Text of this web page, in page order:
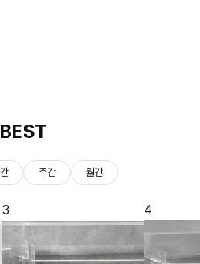
BEST
주간 월간
3 4